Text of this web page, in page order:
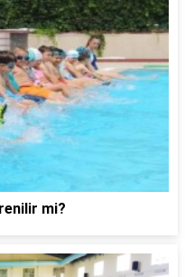
mi?